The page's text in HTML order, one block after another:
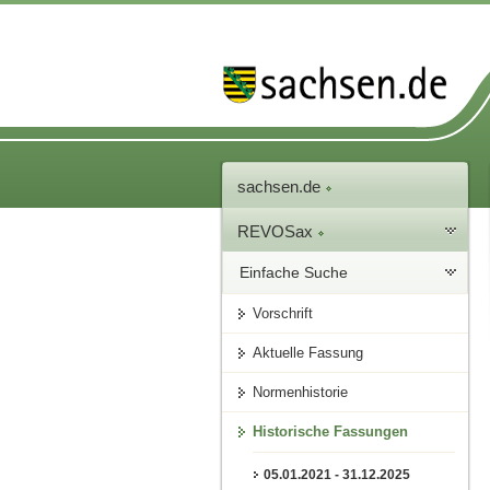
sachsen.de
REVOSax
Einfache Suche
Vorschrift
Aktuelle Fassung
Normenhistorie
Historische Fassungen
05.01.2021 - 31.12.2025